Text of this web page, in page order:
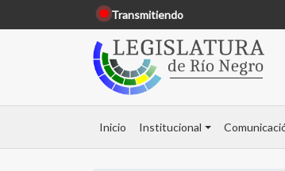
Transmitiendo
Inicio Institucional